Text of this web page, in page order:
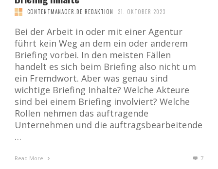
CONTENTMANAGER.DE REDAKTION 31. OKTOBER 2023
Bei der Arbeit in oder mit einer Agentur
führt kein Weg an dem ein oder anderem
Briefing vorbei. In den meisten Fällen
handelt es sich beim Briefing also nicht um
ein Fremdwort. Aber was genau sind
wichtige Briefing Inhalte? Welche Akteure
sind bei einem Briefing involviert? Welche
Rollen nehmen das auftragende
Unternehmen und die auftragsbearbeitende
…
Read More 7